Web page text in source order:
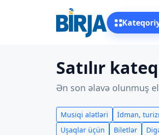
Satılır
Ən son əlavə olunmuş
Musiqi alətləri İdman,
Uşaqlar üçün
Biletlər